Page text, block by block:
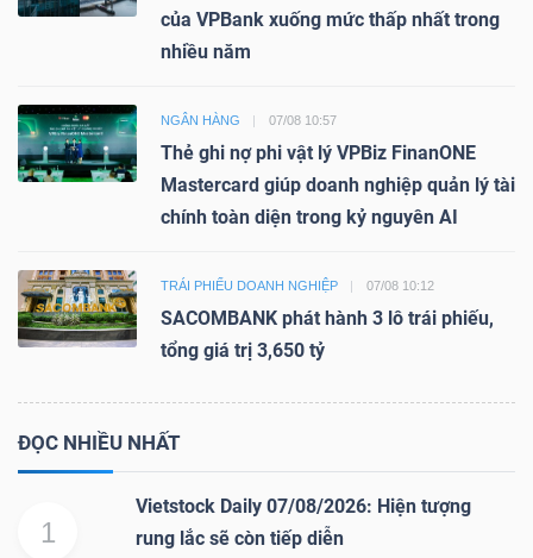
của VPBank xuống mức thấp nhất trong
nhiều năm
NGÂN HÀNG 07/08 10:57
Thẻ ghi nợ phi vật lý VPBiz FinanONE
Mastercard giúp doanh nghiệp quản lý tài
chính toàn diện trong kỷ nguyên AI
TRÁI PHIẾU DOANH NGHIỆP 07/08 10:12
SACOMBANK phát hành 3 lô trái phiếu,
tổng giá trị 3,650 tỷ
ĐỌC NHIỀU NHẤT
1
Vietstock Daily 07/08/2026: Hiện tượng
rung lắc sẽ còn tiếp diễn